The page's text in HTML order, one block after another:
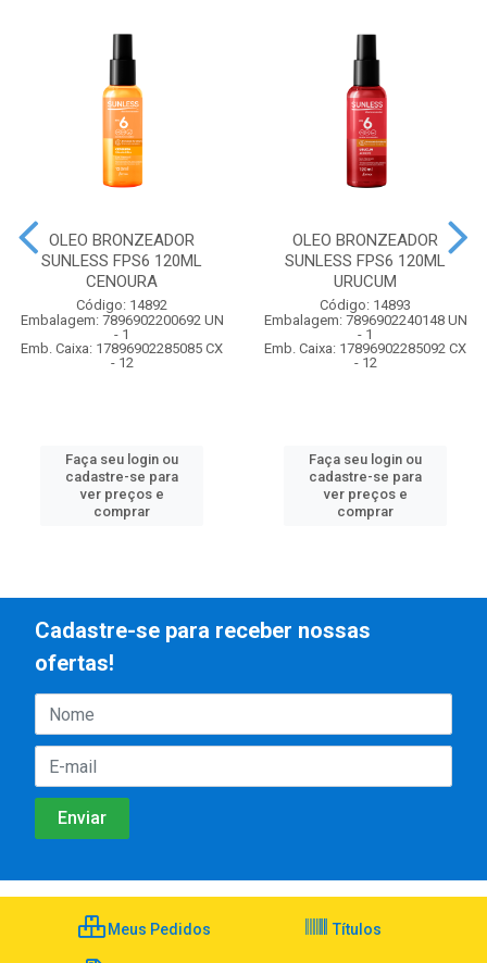
OLEO BRONZEADOR
SUNLESS FPS6 120ML
CENOURA
Código: 14892
Embalagem: 7896902200692 UN
- 1
Emb. Caixa: 17896902285085 CX
- 12
Faça seu login ou
cadastre-se para
ver preços e
comprar
OLEO BRONZEADOR
SUNLESS FPS6 120ML
URUCUM
Código: 14893
Embalagem: 7896902240148 UN
- 1
Emb. Caixa: 17896902285092 CX
- 12
Faça seu login ou
cadastre-se para
ver preços e
comprar
Cadastre-se para receber nossas
ofertas!
Meus Pedidos Títulos